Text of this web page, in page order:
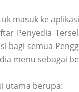
masuk ke
Penyedia
bagi semua
menu sebagai
utama berupa: